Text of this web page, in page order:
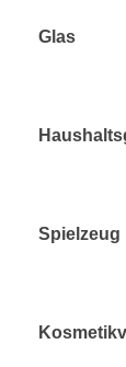
Glas
Spielzeug